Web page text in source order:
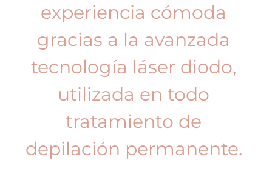
experiencia cómoda
gracias a la avanzada
tecnología láser diodo,
utilizada en todo
tratamiento de
depilación permanente.